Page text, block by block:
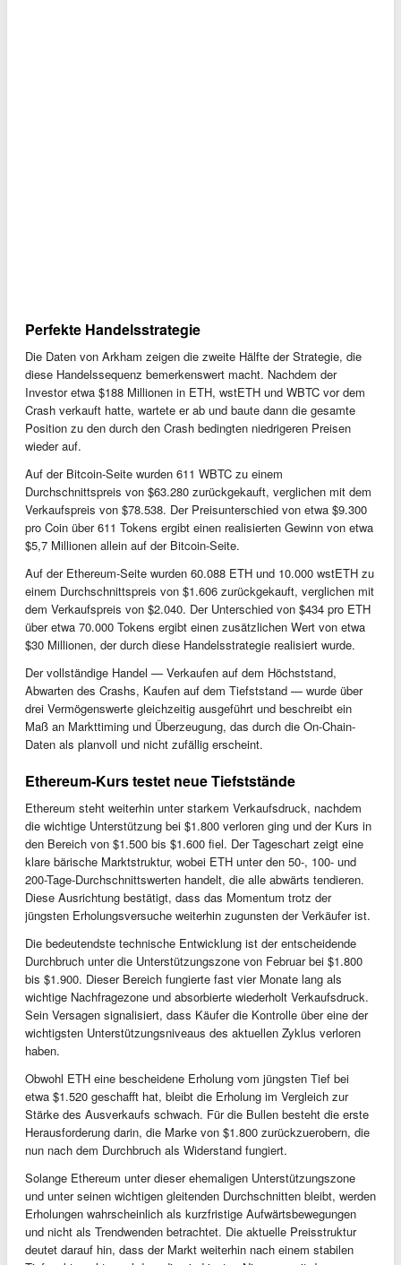
Perfekte Handelsstrategie
Die Daten von Arkham zeigen die zweite Hälfte der Strategie, die
diese Handelssequenz bemerkenswert macht. Nachdem der
Investor etwa $188 Millionen in ETH, wstETH und WBTC vor dem
Crash verkauft hatte, wartete er ab und baute dann die gesamte
Position zu den durch den Crash bedingten niedrigeren Preisen
wieder auf.
Auf der Bitcoin-Seite wurden 611 WBTC zu einem
Durchschnittspreis von $63.280 zurückgekauft, verglichen mit dem
Verkaufspreis von $78.538. Der Preisunterschied von etwa $9.300
pro Coin über 611 Tokens ergibt einen realisierten Gewinn von etwa
$5,7 Millionen allein auf der Bitcoin-Seite.
Auf der Ethereum-Seite wurden 60.088 ETH und 10.000 wstETH zu
einem Durchschnittspreis von $1.606 zurückgekauft, verglichen mit
dem Verkaufspreis von $2.040. Der Unterschied von $434 pro ETH
über etwa 70.000 Tokens ergibt einen zusätzlichen Wert von etwa
$30 Millionen, der durch diese Handelsstrategie realisiert wurde.
Der vollständige Handel — Verkaufen auf dem Höchststand,
Abwarten des Crashs, Kaufen auf dem Tiefststand — wurde über
drei Vermögenswerte gleichzeitig ausgeführt und beschreibt ein
Maß an Markttiming und Überzeugung, das durch die On-Chain-
Daten als planvoll und nicht zufällig erscheint.
Ethereum-Kurs testet neue Tiefststände
Ethereum steht weiterhin unter starkem Verkaufsdruck, nachdem
die wichtige Unterstützung bei $1.800 verloren ging und der Kurs in
den Bereich von $1.500 bis $1.600 fiel. Der Tageschart zeigt eine
klare bärische Marktstruktur, wobei ETH unter den 50-, 100- und
200-Tage-Durchschnittswerten handelt, die alle abwärts tendieren.
Diese Ausrichtung bestätigt, dass das Momentum trotz der
jüngsten Erholungsversuche weiterhin zugunsten der Verkäufer ist.
Die bedeutendste technische Entwicklung ist der entscheidende
Durchbruch unter die Unterstützungszone von Februar bei $1.800
bis $1.900. Dieser Bereich fungierte fast vier Monate lang als
wichtige Nachfragezone und absorbierte wiederholt Verkaufsdruck.
Sein Versagen signalisiert, dass Käufer die Kontrolle über eine der
wichtigsten Unterstützungsniveaus des aktuellen Zyklus verloren
haben.
Obwohl ETH eine bescheidene Erholung vom jüngsten Tief bei
etwa $1.520 geschafft hat, bleibt die Erholung im Vergleich zur
Stärke des Ausverkaufs schwach. Für die Bullen besteht die erste
Herausforderung darin, die Marke von $1.800 zurückzuerobern, die
nun nach dem Durchbruch als Widerstand fungiert.
Solange Ethereum unter dieser ehemaligen Unterstützungszone
und unter seinen wichtigen gleitenden Durchschnitten bleibt, werden
Erholungen wahrscheinlich als kurzfristige Aufwärtsbewegungen
und nicht als Trendwenden betrachtet. Die aktuelle Preisstruktur
deutet darauf hin, dass der Markt weiterhin nach einem stabilen